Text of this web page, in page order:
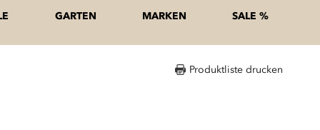
GARTEN MARKEN SALE %
Produktliste drucken